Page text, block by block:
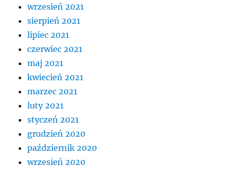
wrzesień 2021
sierpień 2021
lipiec 2021
czerwiec 2021
maj 2021
kwiecień 2021
marzec 2021
luty 2021
styczeń 2021
grudzień 2020
październik 2020
wrzesień 2020